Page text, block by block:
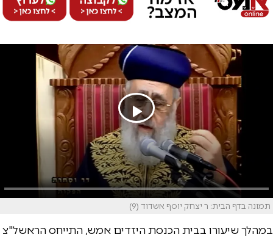
תמונה בדף הבית: ר יצחק יוסף אשדוד (9)
במהלך שיעורו בבית הכנסת היזדים אמש, התייחס הראשל"צ